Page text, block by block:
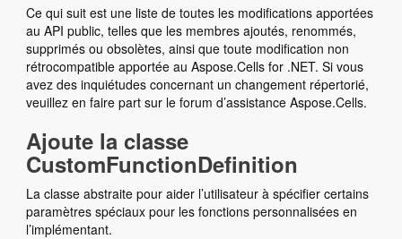
Ce qui suit est une liste de toutes les modifications apportées
au API public, telles que les membres ajoutés, renommés,
supprimés ou obsolètes, ainsi que toute modification non
rétrocompatible apportée au Aspose.Cells for .NET. Si vous
avez des inquiétudes concernant un changement répertorié,
veuillez en faire part sur le forum d’assistance Aspose.Cells.
Ajoute la classe
CustomFunctionDefinition
La classe abstraite pour aider l’utilisateur à spécifier certains
paramètres spéciaux pour les fonctions personnalisées en
l’implémentant.